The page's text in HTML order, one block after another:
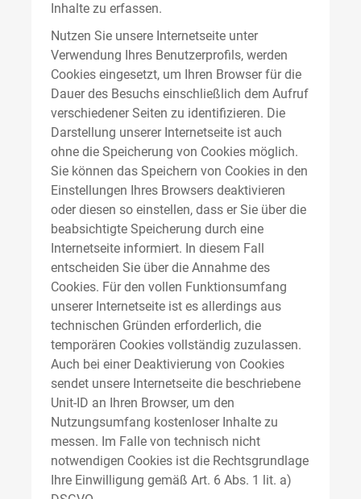
Inhalte zu erfassen.
Nutzen Sie unsere Internetseite unter
Verwendung Ihres Benutzerprofils, werden
Cookies eingesetzt, um Ihren Browser für die
Dauer des Besuchs einschließlich dem Aufruf
verschiedener Seiten zu identifizieren. Die
Darstellung unserer Internetseite ist auch
ohne die Speicherung von Cookies möglich.
Sie können das Speichern von Cookies in den
Einstellungen Ihres Browsers deaktivieren
oder diesen so einstellen, dass er Sie über die
beabsichtigte Speicherung durch eine
Internetseite informiert. In diesem Fall
entscheiden Sie über die Annahme des
Cookies. Für den vollen Funktionsumfang
unserer Internetseite ist es allerdings aus
technischen Gründen erforderlich, die
temporären Cookies vollständig zuzulassen.
Auch bei einer Deaktivierung von Cookies
sendet unsere Internetseite die beschriebene
Unit-ID an Ihren Browser, um den
Nutzungsumfang kostenloser Inhalte zu
messen. Im Falle von technisch nicht
notwendigen Cookies ist die Rechtsgrundlage
Ihre Einwilligung gemäß Art. 6 Abs. 1 lit. a)